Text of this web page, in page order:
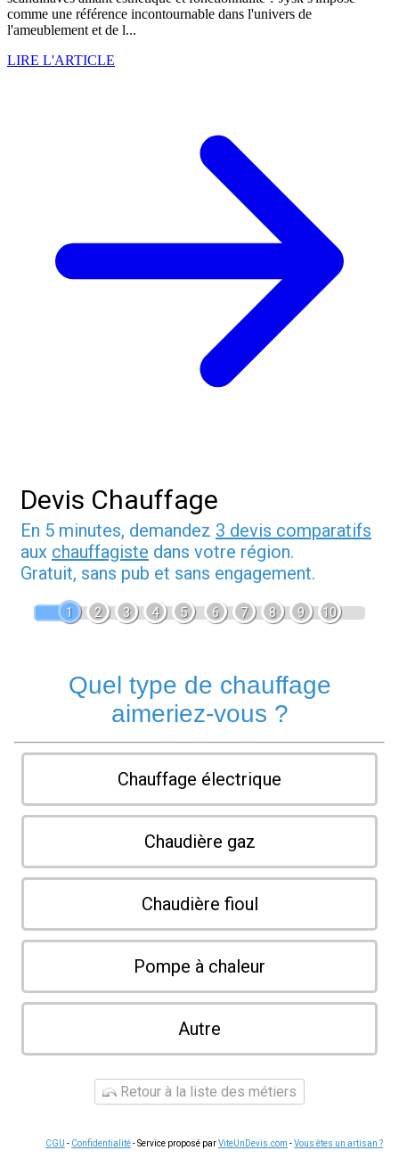
comme une référence incontournable dans l'univers de
l'ameublement et de l...
LIRE L'ARTICLE
Devis Chauffage
En 5 minutes, demandez 3 devis comparatifs
aux chauffagiste dans votre région.
Gratuit, sans pub et sans engagement.
1 2 3 4 5 6 7 8 9 10
Quel type de chauffage
aimeriez-vous ?
Chauffage électrique
Chaudière gaz
Chaudière fioul
Pompe à chaleur
Autre
Retour à la liste des métiers
CGU - Confidentialité- Service proposé parViteUnDevis.com -Vous êtes un artisan ?